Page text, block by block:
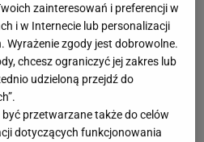
zainteresowań i preferencji w
i w Internecie lub personalizacji
Wyrażenie zgody jest dobrowolne.
chcesz ograniczyć jej zakres lub
udzieloną przejdź do
przetwarzane także do celów
dotyczących funkcjonowania